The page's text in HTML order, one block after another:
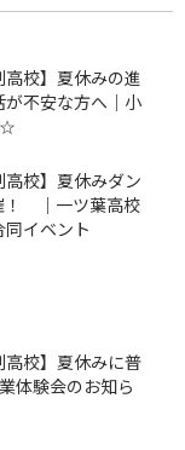
校】夏休みの進
不安な方へ｜小
☆
校】夏休みダン
！ ｜一ツ葉高校
イベント
校】夏休みに普
体験会のお知ら